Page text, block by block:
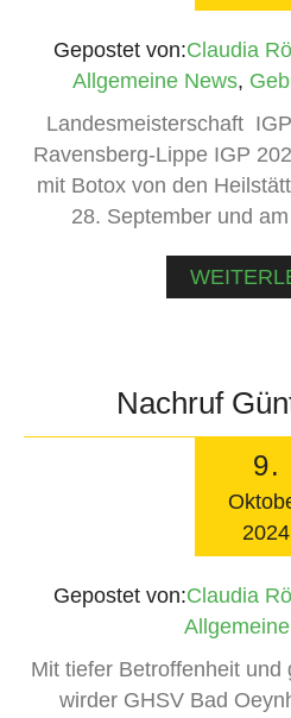
Gepostet von:Claudia
Allgemeine News,
Landesmeisterschaft
Ravensberg-Lippe IGP
mit Botox von den
28. September und
Nachruf
9.
2024
Gepostet von:Claudia
Mit tiefer Betroffenheit und
wirder GHSV Bad